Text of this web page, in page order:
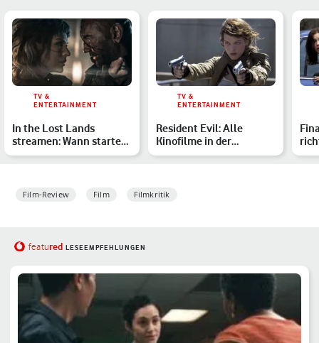
TV &
ENTERTAINMENT
In the Lost Lands
streamen: Wann startet
der Sci-Fi-Kracher im
TV &
ENTERTAINMENT
Resident Evil: Alle
Kinofilme in der
richtigen Reihenfolge –
Film-Review Film Filmkritik
featured LESEEMPFEHLUNGEN